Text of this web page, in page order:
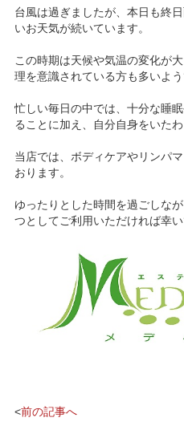
台風は過ぎましたが、本日も終
いお天気が続いています。
この時期は天候や気温の変化が
理を意識されている方も多いよう
忙しい毎日の中では、十分な睡
ることに加え、自分自身をいた
当店では、ボディケアやリンパ
おります。
ゆったりとした時間を過ごしな
つとしてご利用いただければ幸い
<前の記事へ